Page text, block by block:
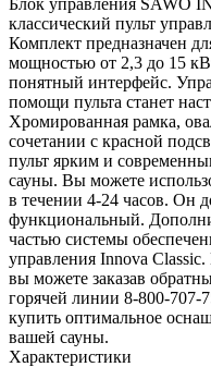
классический пульт
Комплект предназначен
мощностью от 2,3 до 15
понятный интерфейс.
помощи пульта станет
Хромированная рамка,
сочетании с красной
пульт ярким и
сауны. Вы можете
в течении 4-24 часов. Он
функциональный.
частью системы
управления Innova
вы можете заказав
горячей линии 8-800-
купить оптимальное
вашей сауны.
Характеристики